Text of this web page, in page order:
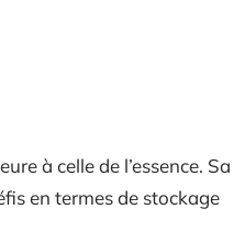
à celle de l’essence. Sa
en termes de stockage